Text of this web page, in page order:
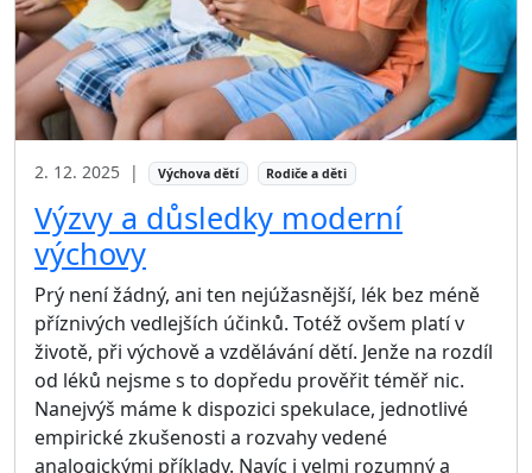
2. 12. 2025 | Výchova dětí Rodiče a děti
Výzvy a důsledky moderní
výchovy
Prý není žádný, ani ten nejúžasnější, lék bez méně
příznivých vedlejších účinků. Totéž ovšem platí v
životě, při výchově a vzdělávání dětí. Jenže na rozdíl
od léků nejsme s to dopředu prověřit téměř nic.
Nanejvýš máme k dispozici spekulace, jednotlivé
empirické zkušenosti a rozvahy vedené
analogickými příklady. Navíc i velmi rozumný a